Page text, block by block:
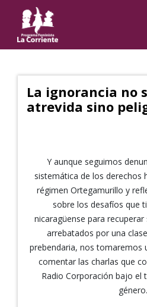
La ignorancia no
atrevida sino
Y aunque seguimos
sistemática de los derechos
régimen Ortegamurillo y
sobre los desafíos que
nicaragüense para
arrebatados por una
prebendaria, nos tomaremos
comentar las charlas que
Radio Corporación bajo el
género.